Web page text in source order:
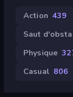
Action 439
Saut
Physique
Casual 806